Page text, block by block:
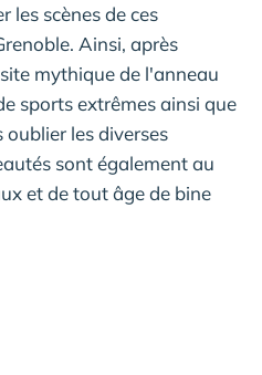
les scènes de ces
Ainsi, après
mythique de l'anneau
sports extrêmes ainsi que
les diverses
sont également au
et de tout âge de bine